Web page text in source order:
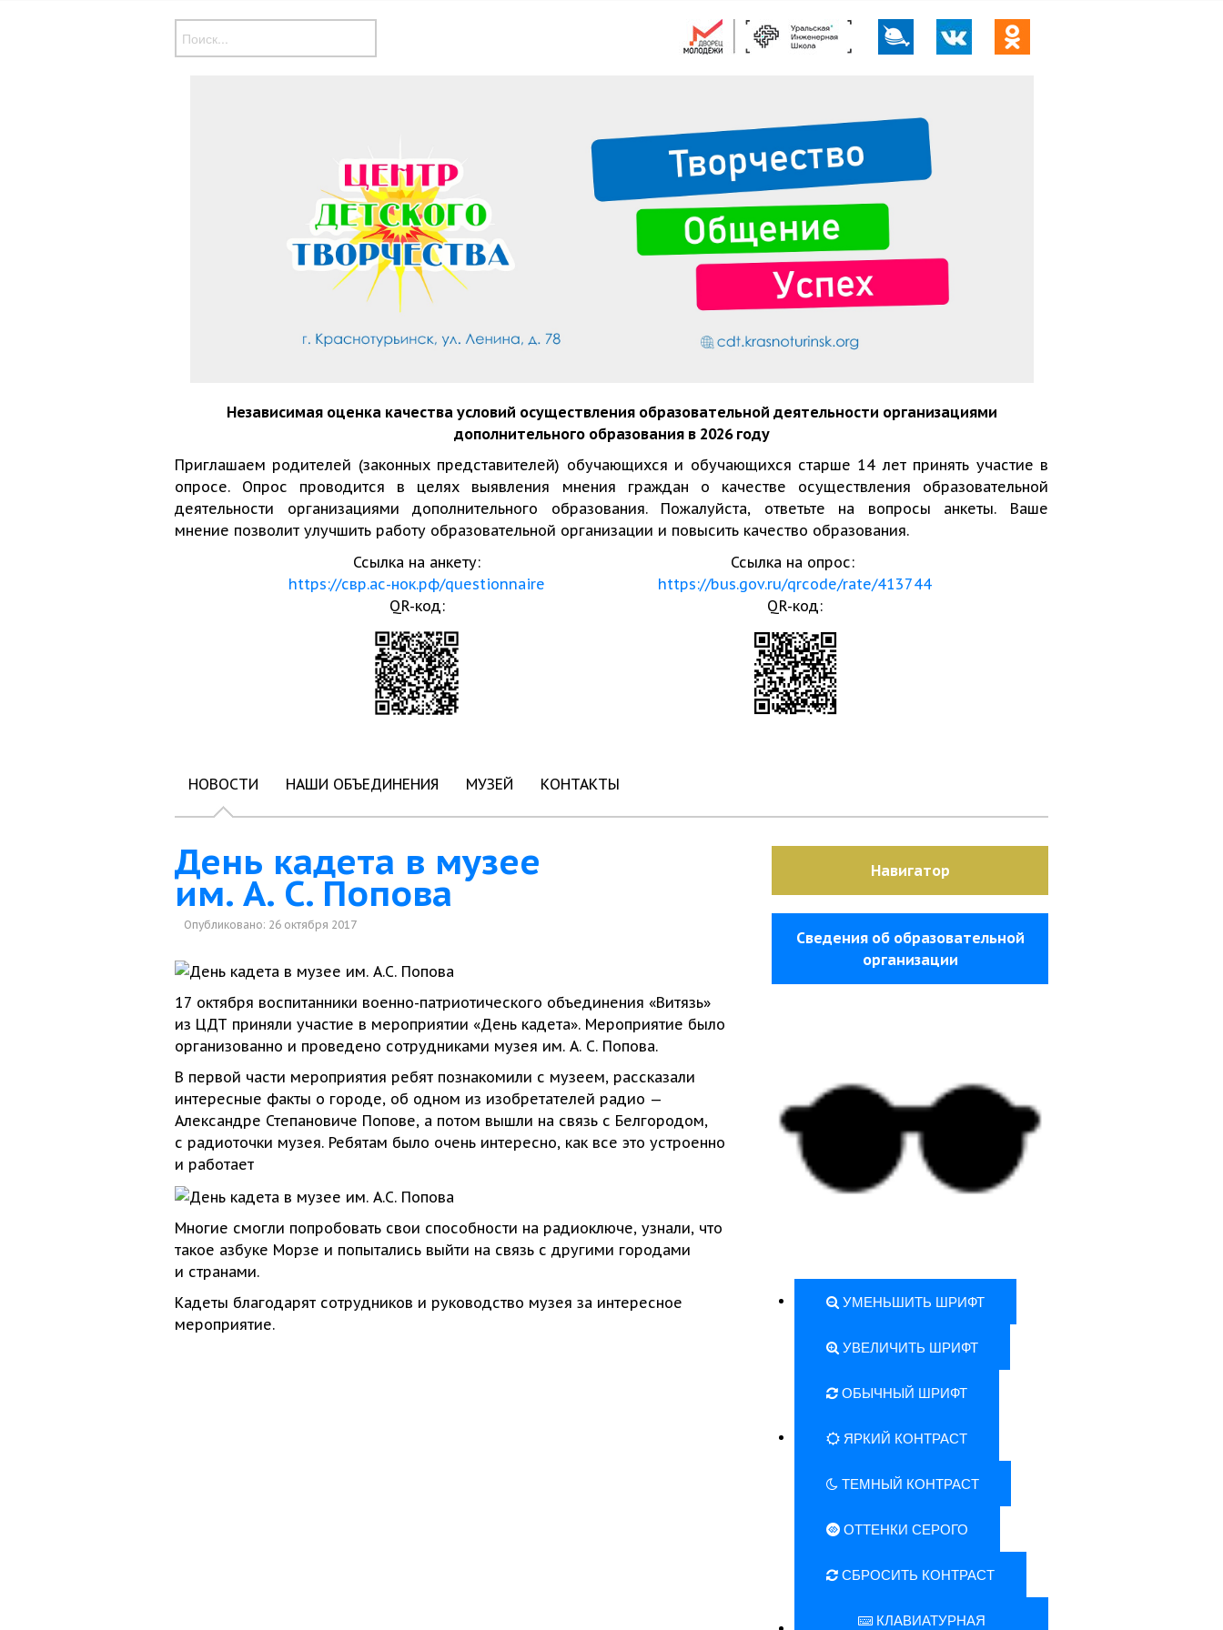
Независимая оценка качества условий осуществления образовательной деятельности организациями
дополнительного образования в 2026 году
Приглашаем родителей (законных представителей) обучающихся и обучающихся старше 14 лет принять участие в
опросе. Опрос проводится в целях выявления мнения граждан о качестве осуществления образовательной
деятельности организациями дополнительного образования. Пожалуйста, ответьте на вопросы анкеты. Ваше
мнение позволит улучшить работу образовательной организации и повысить качество образования.
Ссылка на анкету:
https://свр.ас-нок.рф/questionnaire
QR-код:
Ссылка на опрос:
https://bus.gov.ru/qrcode/rate/413744
QR-код:
НОВОСТИ НАШИ ОБЪЕДИНЕНИЯ МУЗЕЙ КОНТАКТЫ
День кадета в музее
им. А. С. Попова
Опубликовано: 26 октября 2017
17 октября воспитанники военно-патриотического объединения «Витязь»
из ЦДТ приняли участие в мероприятии «День кадета». Мероприятие было
организованно и проведено сотрудниками музея им. А. С. Попова.
В первой части мероприятия ребят познакомили с музеем, рассказали
интересные факты о городе, об одном из изобретателей радио —
Александре Степановиче Попове, а потом вышли на связь с Белгородом,
с радиоточки музея. Ребятам было очень интересно, как все это устроенно
и работает
Многие смогли попробовать свои способности на радиоключе, узнали, что
такое азбуке Морзе и попытались выйти на связь с другими городами
и странами.
Кадеты благодарят сотрудников и руководство музея за интересное
мероприятие.
Навигатор
Сведения об образовательной
организации
УМЕНЬШИТЬ ШРИФТ
УВЕЛИЧИТЬ ШРИФТ
ОБЫЧНЫЙ ШРИФТ
ЯРКИЙ КОНТРАСТ
ТЕМНЫЙ КОНТРАСТ
ОТТЕНКИ СЕРОГО
СБРОСИТЬ КОНТРАСТ
КЛАВИАТУРНАЯ